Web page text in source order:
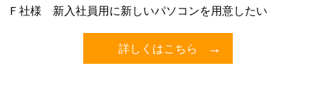
Ｆ社様 新入社員用に新しいパソコンを用意したい
詳しくはこちら